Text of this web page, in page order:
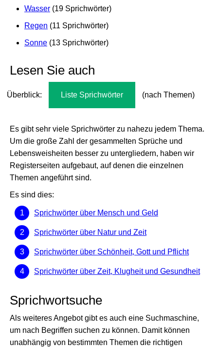
Wasser (19 Sprichwörter)
Regen (11 Sprichwörter)
Sonne (13 Sprichwörter)
Lesen Sie auch
Überblick: Liste Sprichwörter (nach Themen)
Es gibt sehr viele Sprichwörter zu nahezu jedem Thema.
Um die große Zahl der gesammelten Sprüche und
Lebensweisheiten besser zu untergliedern, haben wir
Registerseiten aufgebaut, auf denen die einzelnen
Themen angeführt sind.
Es sind dies:
Sprichwörter über Mensch und Geld
Sprichwörter über Natur und Zeit
Sprichwörter über Schönheit, Gott und Pflicht
Sprichwörter über Zeit, Klugheit und Gesundheit
Sprichwortsuche
Als weiteres Angebot gibt es auch eine Suchmaschine,
um nach Begriffen suchen zu können. Damit können
unabhängig von bestimmten Themen die richtigen